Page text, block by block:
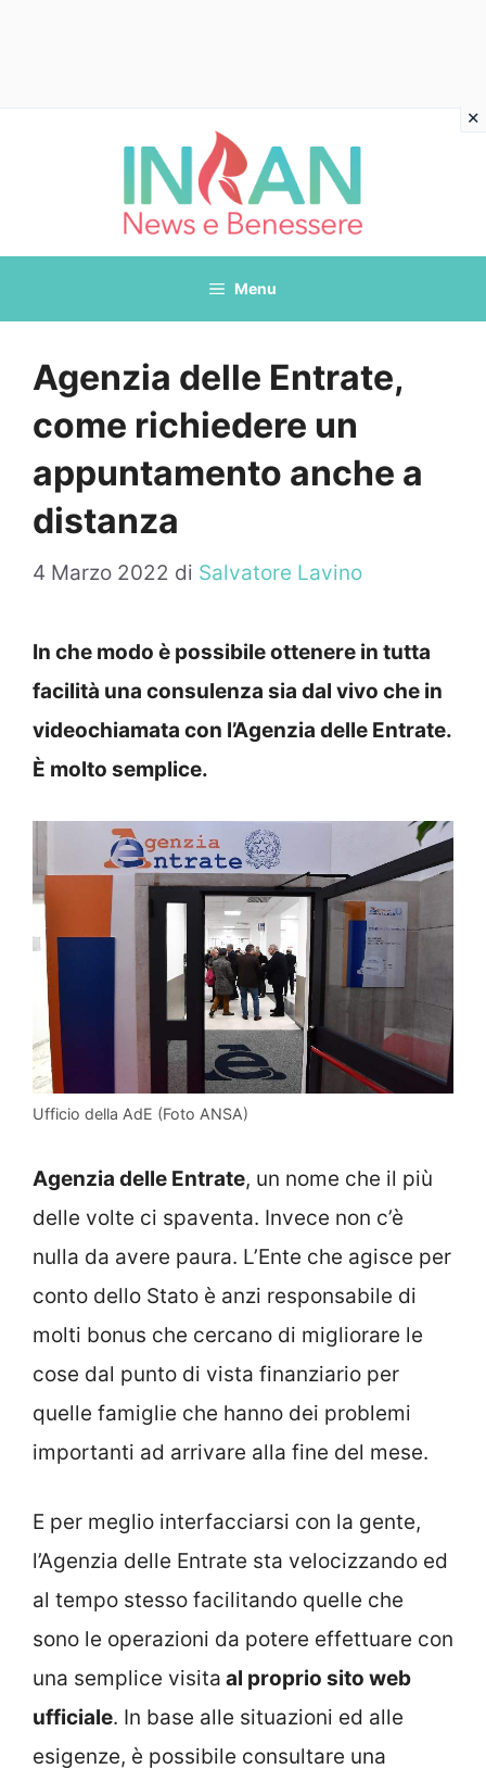
Menu
Agenzia delle Entrate,
come richiedere un
appuntamento anche a
distanza
4 Marzo 2022 di Salvatore Lavino
In che modo è possibile ottenere in tutta
facilità una consulenza sia dal vivo che in
videochiamata con l’Agenzia delle Entrate.
È molto semplice.
Ufficio della AdE (Foto ANSA)
Agenzia delle Entrate, un nome che il più
delle volte ci spaventa. Invece non c’è
nulla da avere paura. L’Ente che agisce per
conto dello Stato è anzi responsabile di
molti bonus che cercano di migliorare le
cose dal punto di vista finanziario per
quelle famiglie che hanno dei problemi
importanti ad arrivare alla fine del mese.
E per meglio interfacciarsi con la gente,
l’Agenzia delle Entrate sta velocizzando ed
al tempo stesso facilitando quelle che
sono le operazioni da potere effettuare con
una semplice visita al proprio sito web
ufficiale. In base alle situazioni ed alle
esigenze, è possibile consultare una